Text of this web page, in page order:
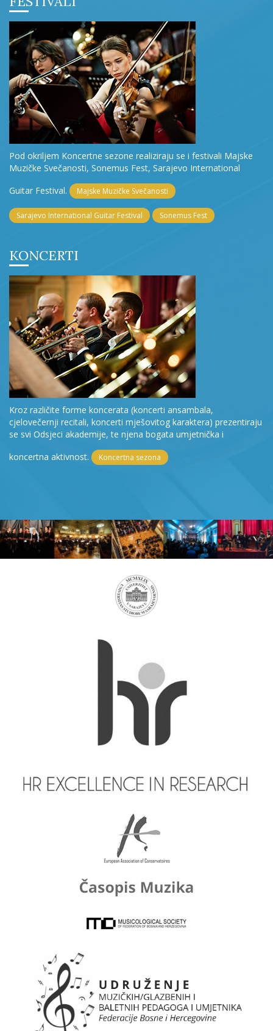
Pod okriljem Koncertne sezone realiziraju se i festivali Majske
Muzičke Svečanosti, Sonemus Fest, Sarajevo International
Guitar Festival.
Majske Muzičke Svečanosti
Sarajevo International Guitar Festival Sonemus Fest
KONCERTI
Kroz različite forme koncerata (koncerti ansambala,
cjelovečernji recitali, koncerti mješovitog karaktera) prezentiraju
se svi Odsjeci akademije, te njena bogata umjetnička i
koncertna aktivnost.
Koncertna sezona